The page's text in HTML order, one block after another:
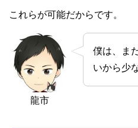
これらが可能だからです。
龍市
僕は、ま
いから少